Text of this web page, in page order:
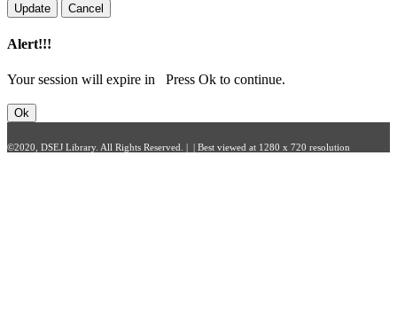
Update Cancel
Alert!!!
Your session will expire in Press Ok to continue.
Ok
©2020, DSEJ Library. All Rights Reserved. | | Best viewed at 1280 x 720 resolution